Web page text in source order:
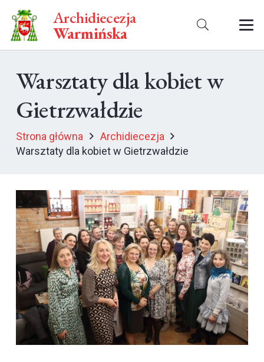
Archidiecezja
Warmińska
Warsztaty dla kobiet w
Gietrzwałdzie
Strona główna
Archidiecezja
Warsztaty dla kobiet w Gietrzwałdzie